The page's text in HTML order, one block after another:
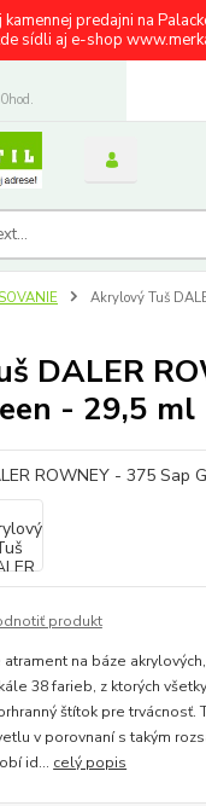
kamennej predajni na
sídli aj e-shop
Akrylový Tuš
DALER
- 29,5 ml
produkt
na báze
38 farieb, z ktorých
štítok pre trvácnosť.
v porovnaní s takým
id... celý popis